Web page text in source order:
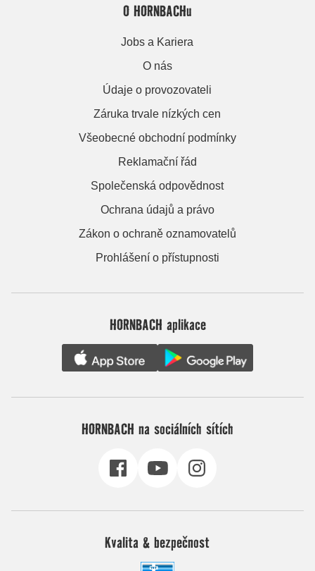
O HORNBACHu
Jobs a Kariera
O nás
Údaje o provozovateli
Záruka trvale nízkých cen
Všeobecné obchodní podmínky
Reklamační řád
Společenská odpovědnost
Ochrana údajů a právo
Zákon o ochraně oznamovatelů
Prohlášení o přístupnosti
HORNBACH aplikace
HORNBACH na sociálních sítích
Kvalita & bezpečnost